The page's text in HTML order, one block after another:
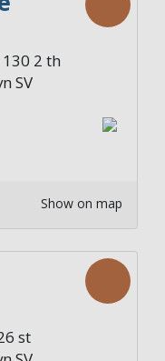
2 th
SV
Show on map
st